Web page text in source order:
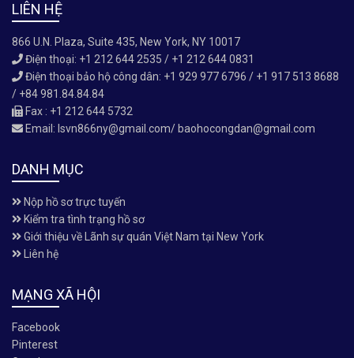
LIÊN HỆ
866 U.N. Plaza, Suite 435, New York, NY 10017
Điện thoại: +1 212 644 2535 / +1 212 644 0831
Điện thoại bảo hộ công dân: +1 929 977 6796 / +1 917 513 8688
/ +84 981.84.84.84
Fax : +1 212 644 5732
Email: lsvn866ny@gmail.com/ baohocongdan@gmail.com
DANH MỤC
Nộp hồ sơ trực tuyến
Kiểm tra tình trạng hồ sơ
Giới thiệu về Lãnh sự quán Việt Nam tại New York
Liên hệ
MẠNG XÃ HỘI
Facebook
Pinterest